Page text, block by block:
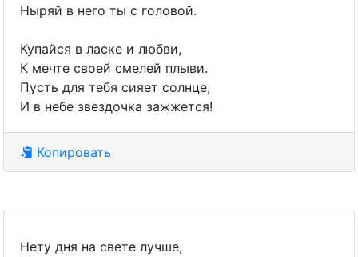
Ныряй в него ты с головой.
Купайся в ласке и любви,
К мечте своей смелей плыви.
Пусть для тебя сияет солнце,
И в небе звездочка зажжется!
Копировать
Нету дня на свете лучше,